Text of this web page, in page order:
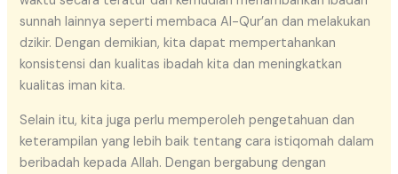
sunnah lainnya seperti membaca Al-Qur’an dan melakukan
dzikir. Dengan demikian, kita dapat mempertahankan
konsistensi dan kualitas ibadah kita dan meningkatkan
kualitas iman kita.
Selain itu, kita juga perlu memperoleh pengetahuan dan
keterampilan yang lebih baik tentang cara istiqomah dalam
beribadah kepada Allah. Dengan bergabung dengan